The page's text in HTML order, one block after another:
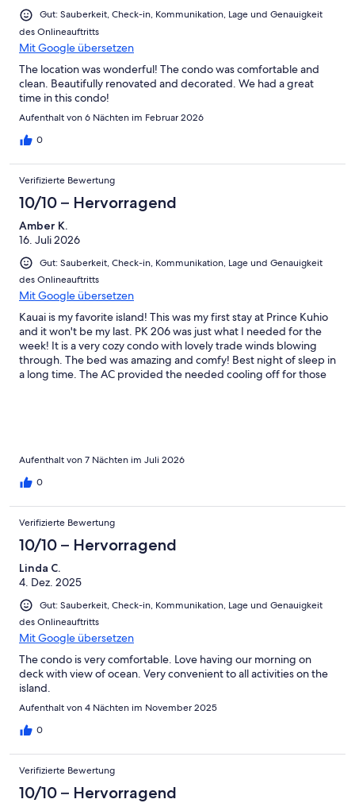
Gut: Sauberkeit, Check-in, Kommunikation, Lage und Genauigkeit
des Onlineauftritts
Mit Google übersetzen
The location was wonderful! The condo was comfortable and
clean. Beautifully renovated and decorated. We had a great
time in this condo!
Aufenthalt von 6 Nächten im Februar 2026
0
Verifizierte Bewertung
10/10 – Hervorragend
Amber K.
16. Juli 2026
Gut: Sauberkeit, Check-in, Kommunikation, Lage und Genauigkeit
des Onlineauftritts
Mit Google übersetzen
Kauai is my favorite island! This was my first stay at Prince Kuhio
and it won't be my last. PK 206 was just what I needed for the
week! It is a very cozy condo with lovely trade winds blowing
through. The bed was amazing and comfy! Best night of sleep in
a long time. The AC provided the needed cooling off for those
but the water was perfect after a long day of exploring. I used
the great bbq a couple of times. Located right next to one of
the best snorkel spots on the island and within walking distance
to shops and restaraunts. PK 206 can't be beat for it's
affordability and location.
Aufenthalt von 7 Nächten im Juli 2026
0
Verifizierte Bewertung
10/10 – Hervorragend
Linda C.
4. Dez. 2025
Gut: Sauberkeit, Check-in, Kommunikation, Lage und Genauigkeit
des Onlineauftritts
Mit Google übersetzen
The condo is very comfortable. Love having our morning on
deck with view of ocean. Very convenient to all activities on the
island.
Aufenthalt von 4 Nächten im November 2025
0
Verifizierte Bewertung
10/10 – Hervorragend